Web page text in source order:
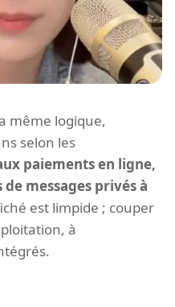
même logique,
selon les
paiements en ligne,
messages privés à
est limpide ; couper
à